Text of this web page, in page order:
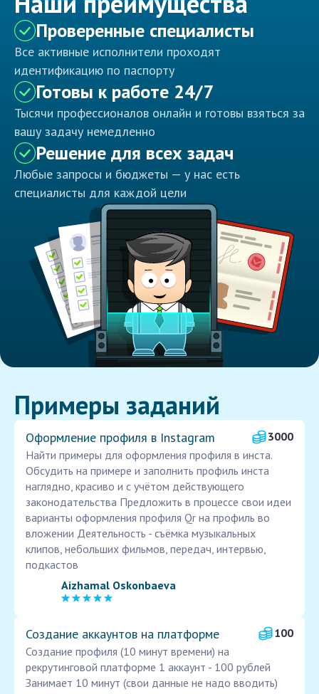
Проверенные специалисты
Все активные исполнители проходят
идентификацию по паспорту
Готовы к работе 24/7
Тысячи профессионалов онлайн и готовы взяться за
вашу задачу немедленно
Решение для всех задач
Любые запросы и бюджеты — у нас есть
специалисты для каждой цели
Примеры заданий
Оформление профиля в Instagram
3000
Найти примеры для оформления профиля в инста.
Обсудить на примере и заполнить профиль инста
наглядно, красиво и с учётом действующего
законодательства Предложить в процессе свои идеи
варианты оформления профиля Qr на профиль во
вложении Деятельность - съёмка музыкальных
клипов, небольших фильмов, передач, интервью,
подкастов
Aizhamal Oskonbaeva
Создание аккаунтов на платформе
100
Создание профиля (10 минут времени) на
рекрутинговой платформе 1 аккаунт - 100 рублей
Занимает 10 минут (свои данные не надо вводить)